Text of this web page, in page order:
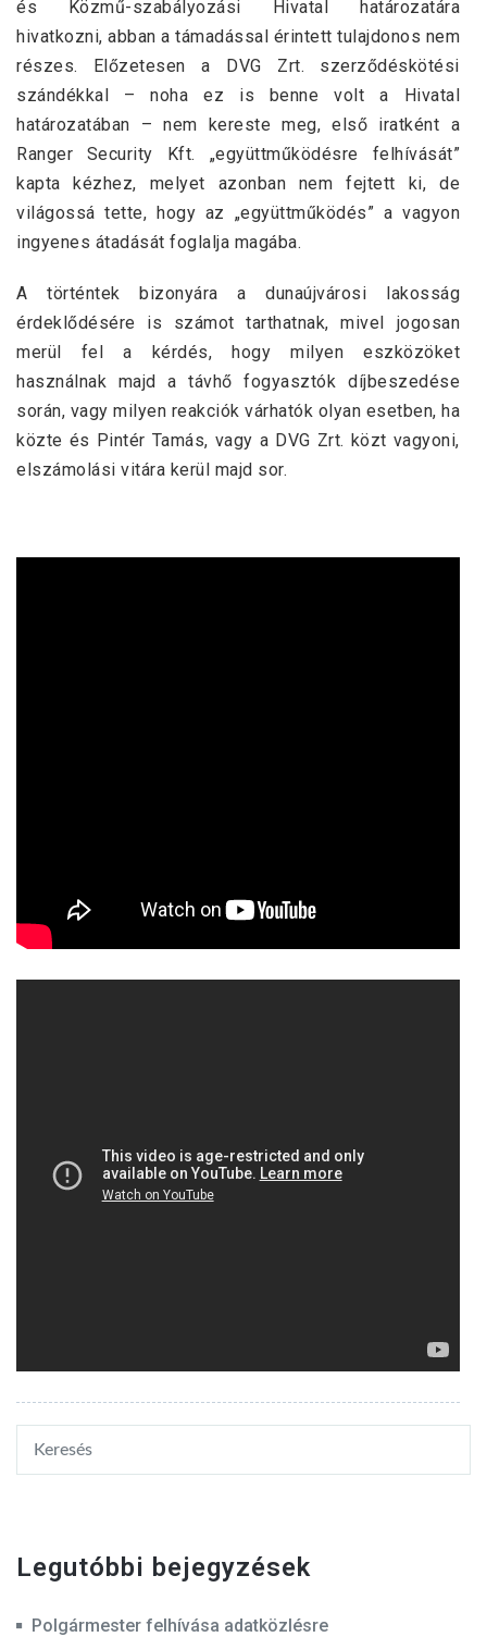
és Közmű-szabályozási Hivatal határozatára
hivatkozni, abban a támadással érintett tulajdonos nem
részes. Előzetesen a DVG Zrt. szerződéskötési
szándékkal – noha ez is benne volt a Hivatal
határozatában – nem kereste meg, első iratként a
Ranger Security Kft. „együttműködésre felhívását”
kapta kézhez, melyet azonban nem fejtett ki, de
világossá tette, hogy az „együttműködés” a vagyon
ingyenes átadását foglalja magába.
A történtek bizonyára a dunaújvárosi lakosság
érdeklődésére is számot tarthatnak, mivel jogosan
merül fel a kérdés, hogy milyen eszközöket
használnak majd a távhő fogyasztók díjbeszedése
során, vagy milyen reakciók várhatók olyan esetben, ha
közte és Pintér Tamás, vagy a DVG Zrt. közt vagyoni,
elszámolási vitára kerül majd sor.
Legutóbbi bejegyzések
Polgármester felhívása adatközlésre